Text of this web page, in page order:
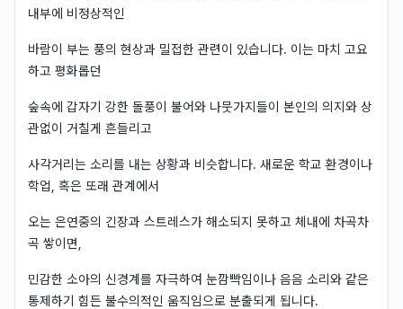
내부에 비정상적인
바람이 부는 풍의 현상과 밀접한 관련이 있습니다. 이는 마치 고요
하고 평화롭던
숲속에 갑자기 강한 돌풍이 불어와 나뭇가지들이 본인의 의지와 상
관없이 거칠게 흔들리고
사각거리는 소리를 내는 상황과 비슷합니다. 새로운 학교 환경이나
학업, 혹은 또래 관계에서
오는 은연중의 긴장과 스트레스가 해소되지 못하고 체내에 차곡차
곡 쌓이면,
민감한 소아의 신경계를 자극하여 눈깜빡임이나 음음 소리와 같은
통제하기 힘든 불수의적인 움직임으로 분출되게 됩니다.